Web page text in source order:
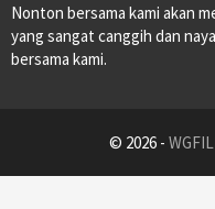
Nonton bersama kami akan
yang sangat canggih dan
bersama kami.
© 2026 -